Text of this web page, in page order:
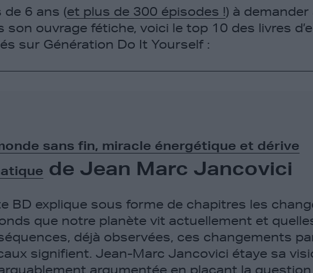
de 6 ans (et plus de 300 épisodes !) à
son ouvrage fétiche, voici le top 10 des livres
sur Génération Do It Yourself :
sans fin, miracle énergétique et dérive
de Jean Marc Jancovici
BD explique sous forme de chapitres les
que notre planète vit actuellement et
déjà observées, ces changements
signifient. Jean-Marc Jancovici étaye sa
argumentée en plaçant la question